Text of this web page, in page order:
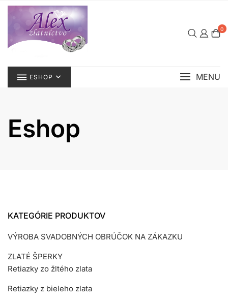
Skip
content
0
ESHOP MENU
Eshop
KATEGÓRIE PRODUKTOV
VÝROBA SVADOBNÝCH OBRÚČOK NA ZÁKAZKU
ZLATÉ ŠPERKY
Retiazky zo žltého zlata
Retiazky z bieleho zlata